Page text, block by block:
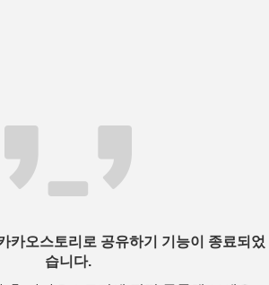
카오스토리로 공유하기 기능이 종료되었
습니다.